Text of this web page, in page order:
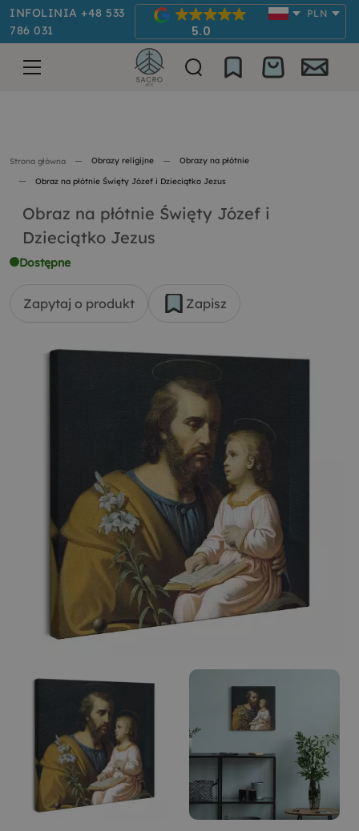
INFOLINIA +48 533
786 031
5.0
PLN
Strona główna Obrazy religijne Obrazy na płótnie
Obraz na płótnie Święty Józef i Dzieciątko Jezus
Obraz na płótnie Święty Józef i
Dzieciątko Jezus
Dostępne
Zapytaj o produkt Zapisz